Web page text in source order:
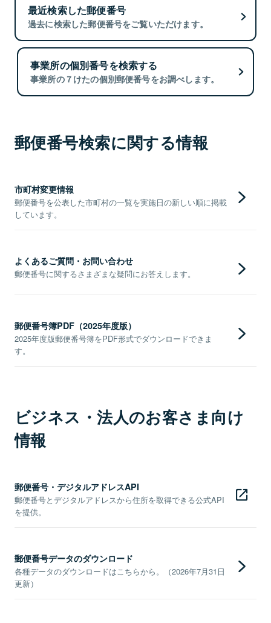
最近検索した郵便番号
過去に検索した郵便番号をご覧いただけます。
事業所の個別番号を検索する
事業所の７けたの個別郵便番号をお調べします。
郵便番号検索に関する情報
市町村変更情報
郵便番号を公表した市町村の一覧を実施日の新しい順に掲載
しています。
よくあるご質問・お問い合わせ
郵便番号に関するさまざまな疑問にお答えします。
郵便番号簿PDF（2025年度版）
2025年度版郵便番号簿をPDF形式でダウンロードできま
す。
ビジネス・法人のお客さま向け
情報
郵便番号・デジタルアドレスAPI
郵便番号とデジタルアドレスから住所を取得できる公式API
を提供。
郵便番号データのダウンロード
各種データのダウンロードはこちらから。（2026年7月31日
更新）